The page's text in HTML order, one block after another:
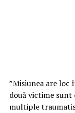
”Misiunea are
două victime
multiple